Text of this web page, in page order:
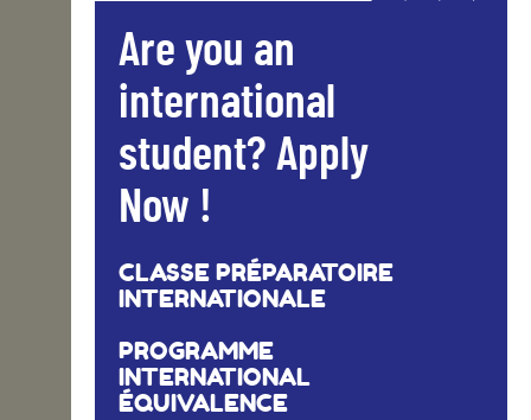
Are you an
international
student? Apply
Now !
CLASSE PRÉPARATOIRE
INTERNATIONALE
PROGRAMME
INTERNATIONAL
ÉQUIVALENCE